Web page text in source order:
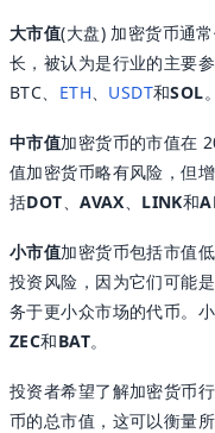
大市值(大盘) 加密货币通
长，被认为是行业的主要
BTC、 ETH、 USDT和SOL。
中市值加密货币的市值在
值加密货币略有风险，但
括DOT、AVAX、 LINK和
小市值加密货币包括市值
投资风险，因为它们可能
务于更小众市场的代币。
ZEC和BAT。
投资者希望了解加密货币
币的总市值，这可以衡量